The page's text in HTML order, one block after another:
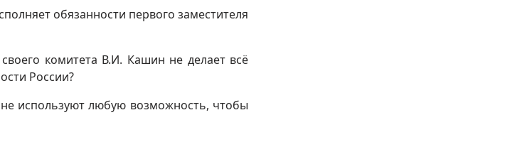
обязанности первого заместителя
комитета В.И. Кашин не делает всё
России?
используют любую возможность, чтобы